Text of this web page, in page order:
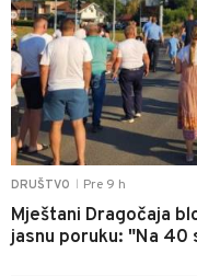
DRUŠTVO Pre 9 h
Mještani Dragočaja
jasnu poruku: "Na 40